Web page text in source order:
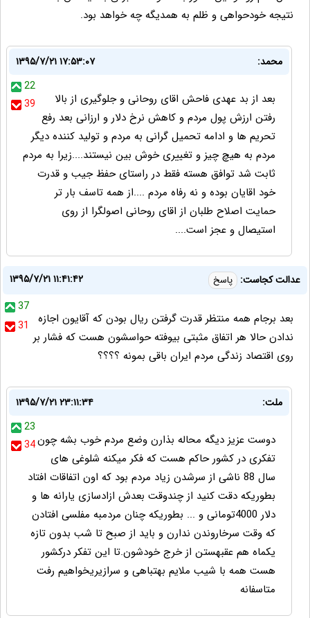
نتیجه خودحواهی و ظلم به همدیگه چه خواهد بود.
محمد:
۱۳۹۵/۷/۲۱ ۱۷:۵۳:۰۷
22
39
بعد از بد عهدی فاحش اقای روحانی و جلوگیری از بالا
رفتن ارزش پول مردم و کاهش نرخ دلار و ارزانی بعد رفع
تحریم ها و ادامه تحمیل گرانی به مردم و تولید کننده دیگر
مردم به هیچ چیز و تغییری خوش بین نیستند....زیرا به مردم
ثابت شد توافق هسته فقط در راستای حفظ جیب و قدرت
خود اقایان بوده و نه رفاه مردم ....از همه تاسف بار تر
حمایت اصلاح طلبان از اقای روحانی اصولگرا از روی
استیصال و عجز است....
عدالت کجاست: پاسخ
۱۳۹۵/۷/۲۱ ۱۱:۴۱:۴۲
37
31
بعد برجام همه منتظر قدرت گرفتن ریال بودن که آقایون اجازه
ندادن حالا هر اتفاق مثبتی بیوفته حواسشون هست که فشار بر
روی اقتصاد زندگی مردم ایران باقی بمونه ؟؟؟؟
ملت:
۱۳۹۵/۷/۲۱ ۲۳:۱۱:۳۴
23
34دوست عزیز دیگه محاله بذارن وضع مردم خوب بشه چون
تفکری در کشور حاکم هست که فکر میکنه شلوغی های
سال 88 ناشی از سرشدن زیاد مردم بود که اون اتفاقات افتاد
بطوریکه دقت کنید از چندوقت بعدش ازادسازی یارانه ها و
دلار 4000تومانی و ... بطوریکه چنان مردمبه مفلسی افتادن
که وقت سرخاروندن ندارن و باید از صبح تا شب بدون تازه
یکماه هم عقبهستن از خرج خودشون.تا این تفکر درکشور
هست همه با شیب ملایم بهتباهی و سرازیریخواهیم رفت
متاسفانه